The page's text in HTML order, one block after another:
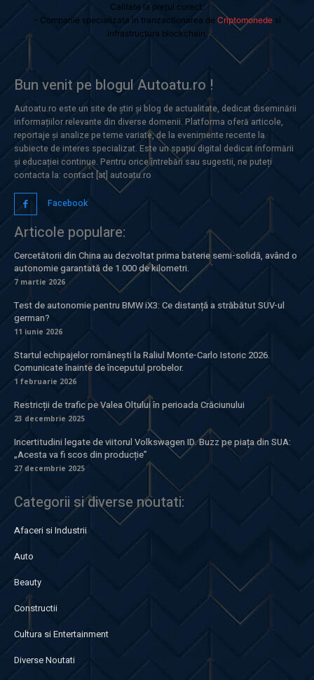
Calitate la prețul corect.
- Companie specializata in tranzactionarea de Criptomonedesi
infrastructura blockchain.
Bun venit pe blogul Autoatu.ro !
Autoatu.ro este un site de știri și blog de actualitate, dedicat diseminării
informațiilor relevante din diverse domenii. Platforma oferă articole,
reportaje și analize pe teme variate, de la evenimente recente la
subiecte de interes specializat. Este un spațiu digital dedicat informării
și educației continue. Pentru orice întrebări sau sugestii, ne puteți
contacta la: contact [at] autoatu.ro
Facebook
Articole populare:
Cercetătorii din China au dezvoltat prima baterie semi-solidă, având o
autonomie garantată de 1.000 de kilometri.
7 martie 2026
Test de autonomie pentru BMW iX3: Ce distanță a străbătut SUV-ul
german?
11 iunie 2026
Startul echipajelor românești la Raliul Monte-Carlo Istoric 2026.
Comunicate înainte de începutul probelor.
1 februarie 2026
Restricții de trafic pe Valea Oltului în perioada Crăciunului
23 decembrie 2025
Incertitudini legate de viitorul Volkswagen ID. Buzz pe piața din SUA:
„Acesta va fi scos din producție”
27 decembrie 2025
Categorii si diverse noutati:
Afaceri si Industrii
Auto
Beauty
Constructii
Cultura si Entertainment
Diverse Noutati